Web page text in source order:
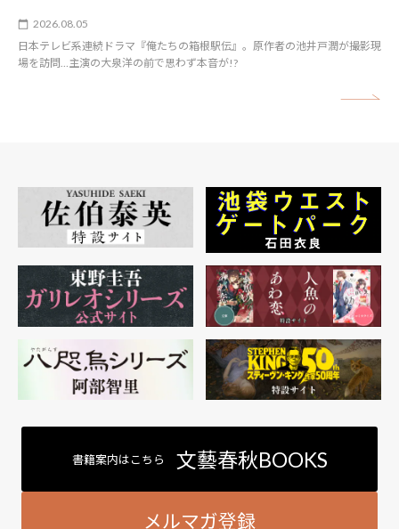
2026.08.05
日本テレビ系連続ドラマ『俺たちの箱根駅伝』。原作者の池井戸潤が撮影現
場を訪問…主演の大泉洋の前で思わず本音が!?
書籍案内はこちら 文藝春秋BOOKS
メルマガ登録